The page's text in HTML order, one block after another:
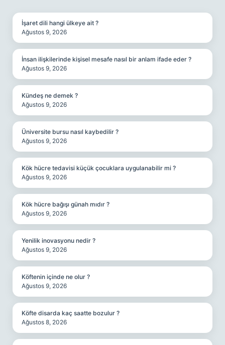
İşaret dili hangi ülkeye ait ?
Ağustos 9, 2026
İnsan ilişkilerinde kişisel mesafe nasıl bir anlam ifade eder ?
Ağustos 9, 2026
Kündeş ne demek ?
Ağustos 9, 2026
Üniversite bursu nasıl kaybedilir ?
Ağustos 9, 2026
Kök hücre tedavisi küçük çocuklara uygulanabilir mi ?
Ağustos 9, 2026
Kök hücre bağışı günah mıdır ?
Ağustos 9, 2026
Yenilik inovasyonu nedir ?
Ağustos 9, 2026
Köftenin içinde ne olur ?
Ağustos 9, 2026
Köfte disarda kaç saatte bozulur ?
Ağustos 8, 2026